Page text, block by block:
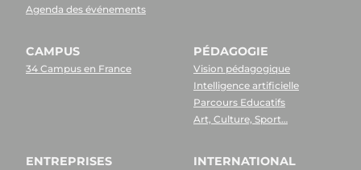
Agenda des événements
CAMPUS
34 Campus en France
PÉDAGOGIE
Vision pédagogique
Intelligence artificielle
Parcours Educatifs
Art, Culture, Sport…
ENTREPRISES INTERNATIONAL